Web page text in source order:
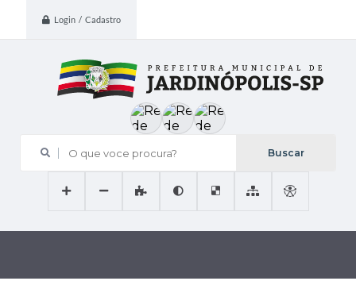
Login / Cadastro
O que voce procura?